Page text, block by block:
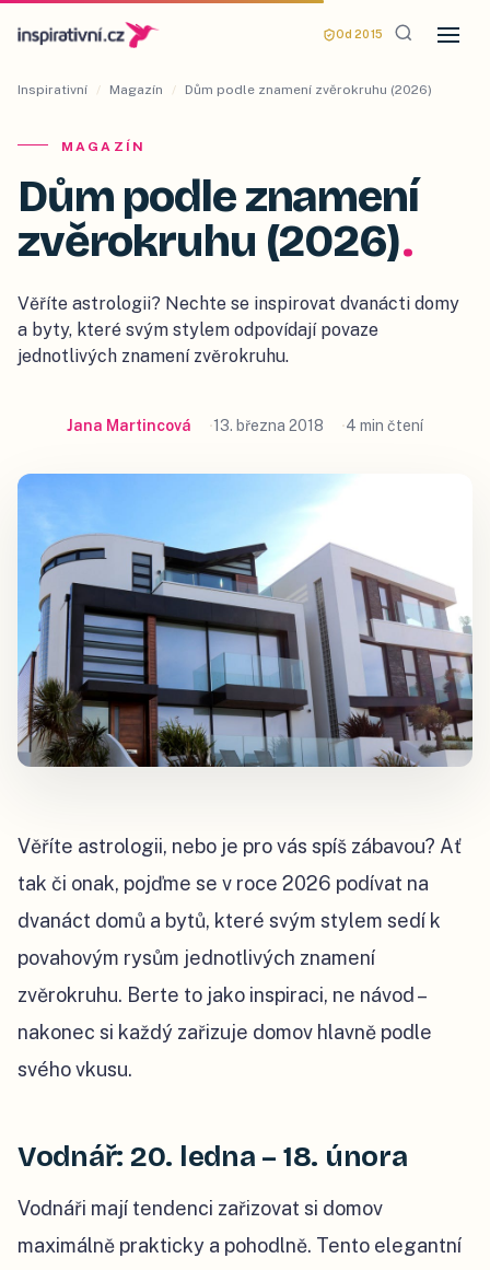
Od 2015
Inspirativní / Magazín / Dům podle znamení zvěrokruhu (2026)
MAGAZÍN
Dům podle znamení
zvěrokruhu (2026).
Věříte astrologii? Nechte se inspirovat dvanácti domy
a byty, které svým stylem odpovídají povaze
jednotlivých znamení zvěrokruhu.
Jana Martincová 13. března 2018 4 min čtení
Věříte astrologii, nebo je pro vás spíš zábavou? Ať
tak či onak, pojďme se v roce 2026 podívat na
dvanáct domů a bytů, které svým stylem sedí k
povahovým rysům jednotlivých znamení
zvěrokruhu. Berte to jako inspiraci, ne návod –
nakonec si každý zařizuje domov hlavně podle
svého vkusu.
Vodnář: 20. ledna – 18. února
Vodnáři mají tendenci zařizovat si domov
maximálně prakticky a pohodlně. Tento elegantní